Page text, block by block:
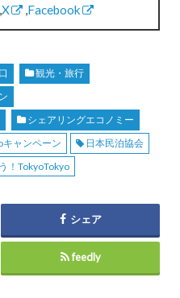
,X ,Facebook
観光・旅行
シェアリングエコノミー
キャンペーン
日本民泊協会
！TokyoTokyo
シェア
feedly